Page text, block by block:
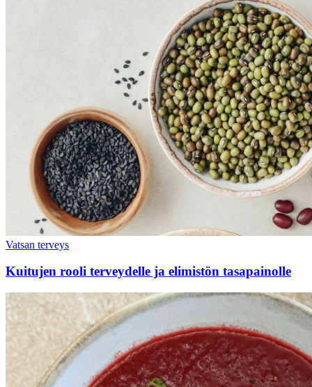
Vatsan terveys
Kuitujen rooli terveydelle ja elimistön tasapainolle